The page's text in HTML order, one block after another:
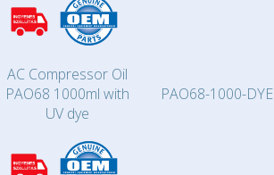
AC Compressor Oil
PAO68 1000ml with
UV dye
PAO68-1000-DYE